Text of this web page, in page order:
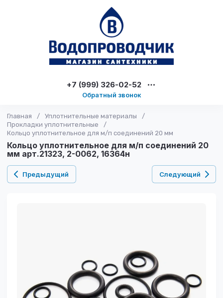
+7 (999) 326-02-52
Обратный звонок
Главная / Уплотнительные материалы
/
Прокладки уплотнительные
/
Кольцо уплотнительное для м/п соединений 20 мм
Кольцо уплотнительное для м/п соединений 20
мм арт.21323, 2-0062, 16364н
Предыдущий Следующий